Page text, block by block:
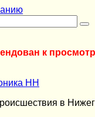
к
НН
в